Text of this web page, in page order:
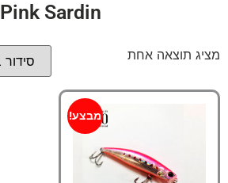
Pink Sardin
מציג תוצאה אחת
מבצע!